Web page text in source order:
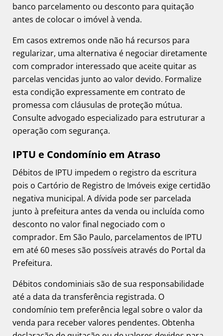
banco parcelamento ou desconto para quitação
antes de colocar o imóvel à venda.
Em casos extremos onde não há recursos para
regularizar, uma alternativa é negociar diretamente
com comprador interessado que aceite quitar as
parcelas vencidas junto ao valor devido. Formalize
esta condição expressamente em contrato de
promessa com cláusulas de proteção mútua.
Consulte advogado especializado para estruturar a
operação com segurança.
IPTU e Condomínio em Atraso
Débitos de IPTU impedem o registro da escritura
pois o Cartório de Registro de Imóveis exige certidão
negativa municipal. A dívida pode ser parcelada
junto à prefeitura antes da venda ou incluída como
desconto no valor final negociado com o
comprador. Em São Paulo, parcelamentos de IPTU
em até 60 meses são possíveis através do Portal da
Prefeitura.
Débitos condominiais são de sua responsabilidade
até a data da transferência registrada. O
condomínio tem preferência legal sobre o valor da
venda para receber valores pendentes. Obtenha